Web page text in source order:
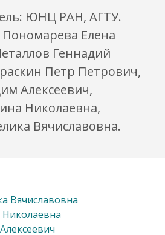
ЮНЦ РАН, АГТУ.
Елена
Геннадий
Петр Петрович,
Алексеевич,
Николаевна,
Вячиславовна.
Вячиславовна